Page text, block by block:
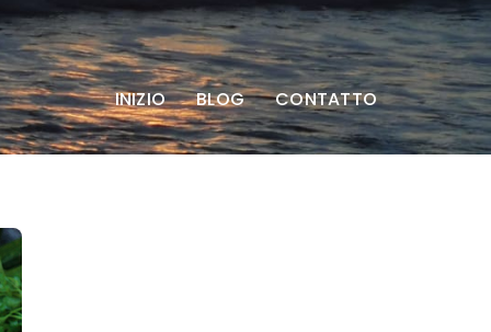
INIZIO BLOG CONTATTO